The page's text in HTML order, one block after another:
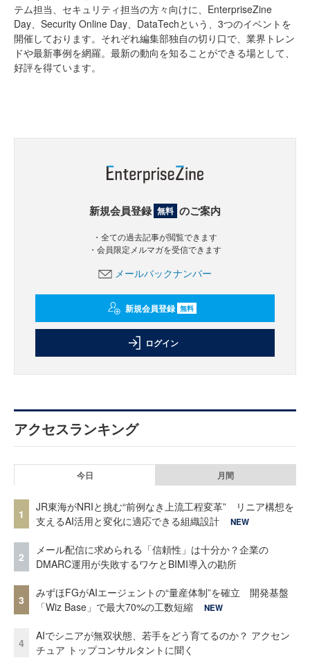
テム担当、セキュリティ担当の方々向けに、EnterpriseZine
Day、Security Online Day、DataTechという、3つのイベントを
開催しております。それぞれ編集部独自の切り口で、業界トレン
ドや最新事例を網羅。最新の動向を知ることができる場として、
好評を得ています。
新規会員登録 無料 のご案内
・全ての過去記事が閲覧できます
・会員限定メルマガを受信できます
メールバックナンバー
新規会員登録 無料
ログイン
アクセスランキング
今日 月間
1
JR東海がNRIと挑む“前例なき上流工程変革” リニア構想を
支えるAI活用と変化に適応できる組織設計
NEW
2
メール配信に求められる「信頼性」は十分か？企業の
DMARC運用が失敗するワケとBIMI導入の勘所
3
みずほFGがAIエージェントの“量産体制”を確立 開発基盤
「Wiz Base」で最大70%の工数短縮
NEW
4
AIでシニアが無双状態、若手をどう育てるのか？ アクセン
チュア トップコンサルタントに聞く